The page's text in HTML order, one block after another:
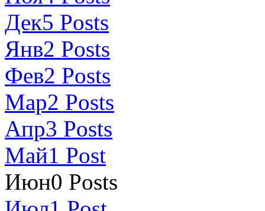
Дек5 Posts
Янв2 Posts
Фев2 Posts
Мар2 Posts
Апр3 Posts
Май1 Post
Июн0 Posts